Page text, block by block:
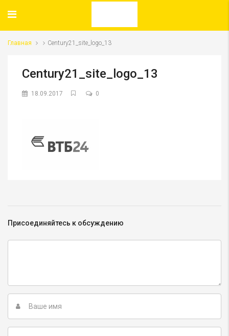
Главная Century21_site_logo_13
Century21_site_logo_13
18.09.2017 0
Присоединяйтесь к обсуждению